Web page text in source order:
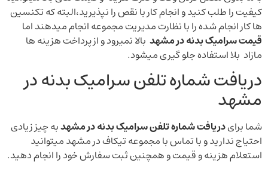
کیفیت را طلب کنید و انجام کار با نقص را نپذیرید،البته که تکنسین
ها کار انجام شده را با نظارت مدیریت مجموعه انجام میدهند اما
قیمت سرامیک بدنه در مشهد بالا نمیرود و از پرداخت هزینه ها
مازاد بلا استفاده جلو گیری میشود.
دریافت شماره تلفن سرامیک بدنه در
مشهد
شما برایدریافت شماره تلفن سرامیک بدنه در مشهدبه چیز زیادی
احتیاج ندارید و با تماس با مجموعه تیکاف در مشهد میتوانید
استعلام هزینه و قیمت و همچنین ثبت سفارش خود را انجام دهید.